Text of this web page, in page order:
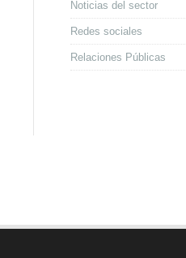
Noticias del sector
Redes sociales
Relaciones Públicas